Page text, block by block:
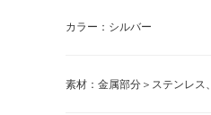
カラー：シルバー
素材：金属部分＞ステンレス